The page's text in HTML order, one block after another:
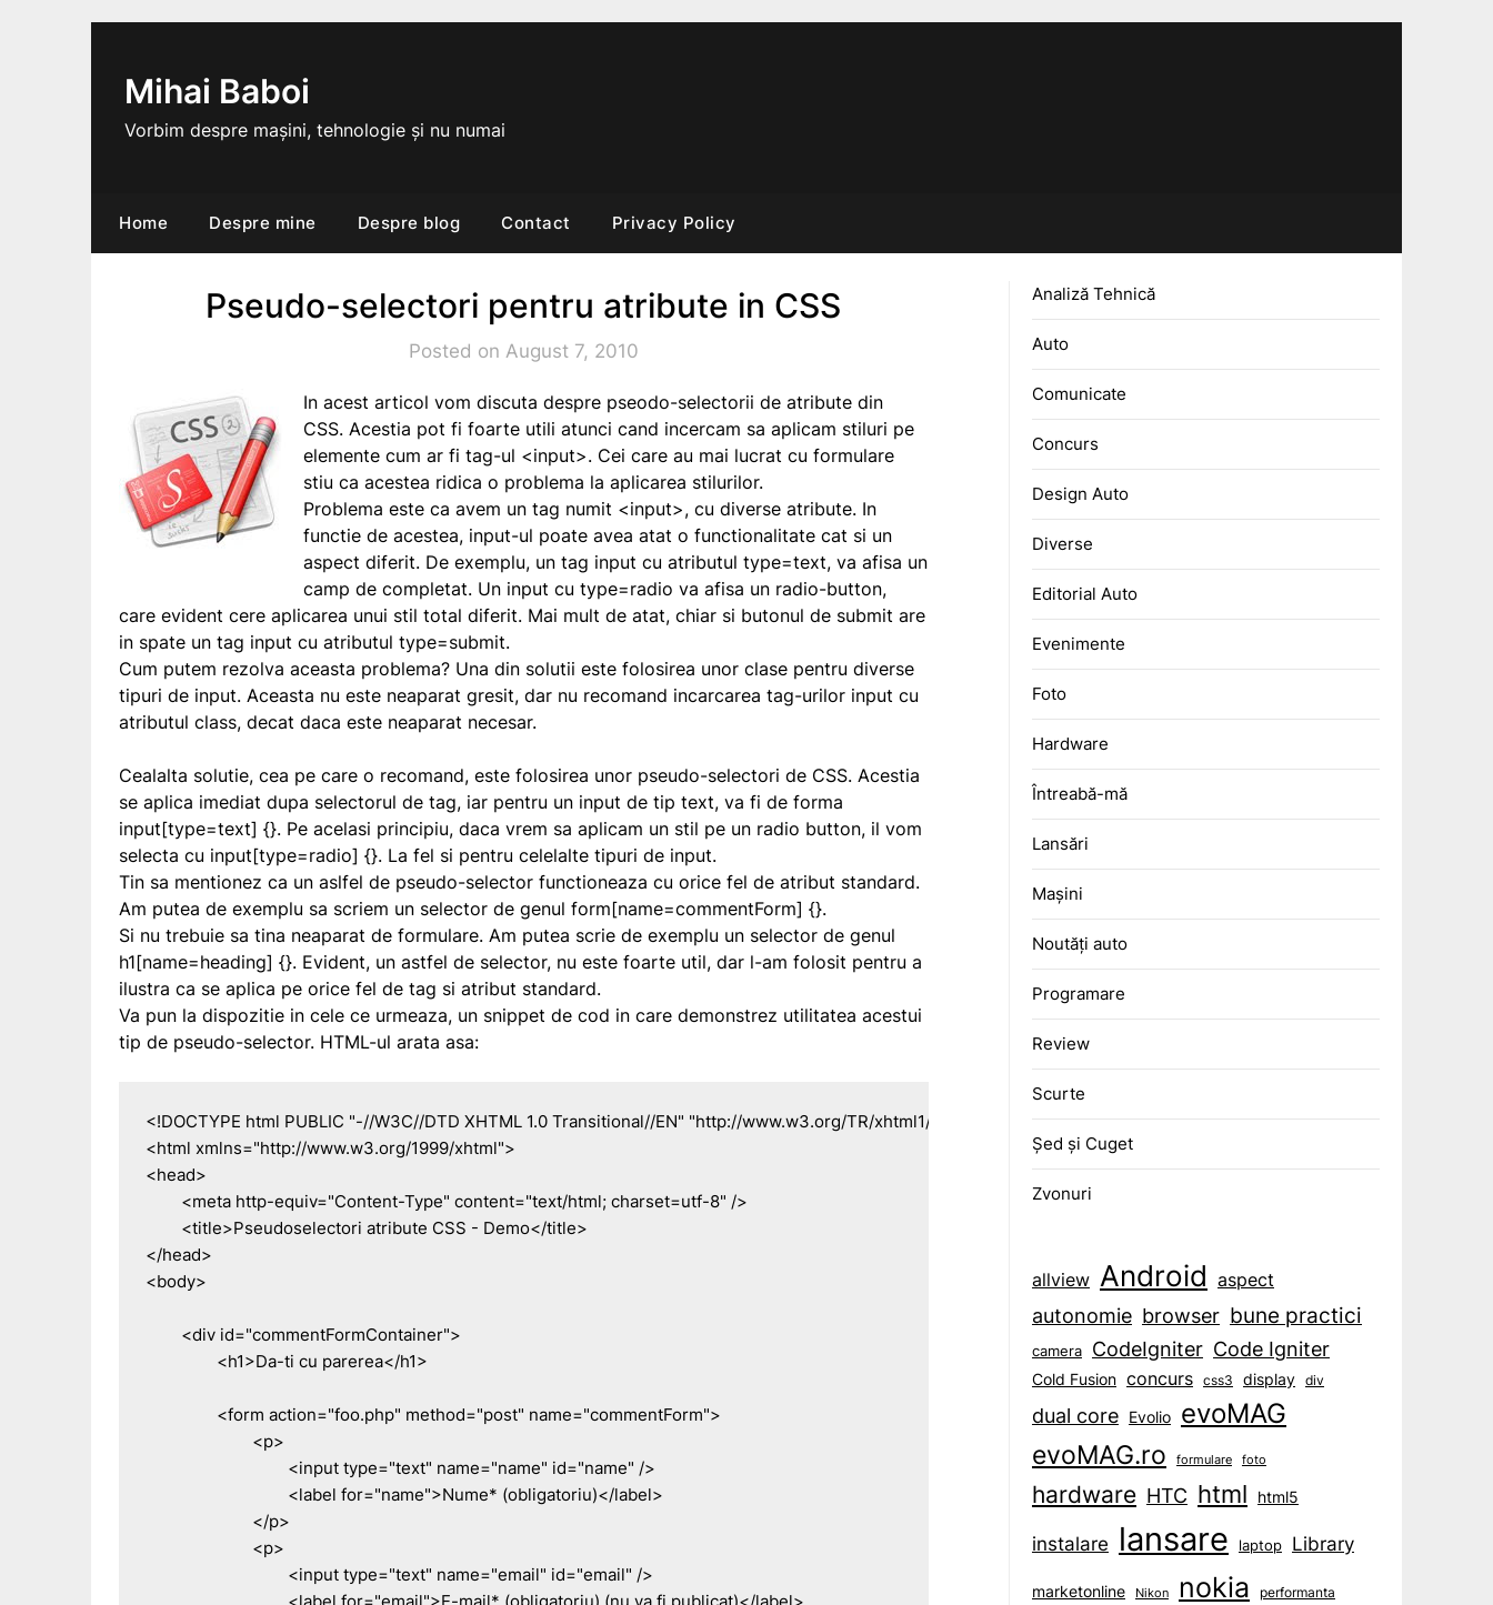
Mihai Baboi
Vorbim despre mașini, tehnologie și nu numai
Home Despre mine Despre blog Contact Privacy Policy
Pseudo-selectori pentru atribute in CSS
Posted on August 7, 2010
In acest articol vom discuta despre pseodo-selectorii de atribute din
CSS. Acestia pot fi foarte utili atunci cand incercam sa aplicam stiluri pe
elemente cum ar fi tag-ul <input>. Cei care au mai lucrat cu formulare
stiu ca acestea ridica o problema la aplicarea stilurilor.
Problema este ca avem un tag numit <input>, cu diverse atribute. In
functie de acestea, input-ul poate avea atat o functionalitate cat si un
aspect diferit. De exemplu, un tag input cu atributul type=text, va afisa un
camp de completat. Un input cu type=radio va afisa un radio-button,
care evident cere aplicarea unui stil total diferit. Mai mult de atat, chiar si butonul de submit are
in spate un tag input cu atributul type=submit.
Cum putem rezolva aceasta problema? Una din solutii este folosirea unor clase pentru diverse
tipuri de input. Aceasta nu este neaparat gresit, dar nu recomand incarcarea tag-urilor input cu
atributul class, decat daca este neaparat necesar.
Cealalta solutie, cea pe care o recomand, este folosirea unor pseudo-selectori de CSS. Acestia
se aplica imediat dupa selectorul de tag, iar pentru un input de tip text, va fi de forma
input[type=text] {}. Pe acelasi principiu, daca vrem sa aplicam un stil pe un radio button, il vom
selecta cu input[type=radio] {}. La fel si pentru celelalte tipuri de input.
Tin sa mentionez ca un aslfel de pseudo-selector functioneaza cu orice fel de atribut standard.
Am putea de exemplu sa scriem un selector de genul form[name=commentForm] {}.
Si nu trebuie sa tina neaparat de formulare. Am putea scrie de exemplu un selector de genul
h1[name=heading] {}. Evident, un astfel de selector, nu este foarte util, dar l-am folosit pentru a
ilustra ca se aplica pe orice fel de tag si atribut standard.
Va pun la dispozitie in cele ce urmeaza, un snippet de cod in care demonstrez utilitatea acestui
tip de pseudo-selector. HTML-ul arata asa:
<!DOCTYPE html PUBLIC "-//W3C//DTD XHTML 1.0 Transitional//EN" "http://www.w3.org/TR/xhtml1/DTD/xhtml1-transitional.dtd">
<html xmlns="http://www.w3.org/1999/xhtml">
<head>
</head>
<body>
Analiză Tehnică
Auto
Comunicate
Concurs
Design Auto
Diverse
Editorial Auto
Evenimente
Foto
Hardware
Întreabă-mă
Lansări
Mașini
Noutăți auto
Programare
Review
Scurte
Șed și Cuget
Zvonuri
allview Android aspect
autonomie browser bune practici
camera CodeIgniter Code Igniter
Cold Fusion concurs css3 display div
dual core Evolio evoMAG
evoMAG.ro formulare foto
hardware HTC html html5
instalare lansare laptop Library
marketonline Nikon nokia performanta